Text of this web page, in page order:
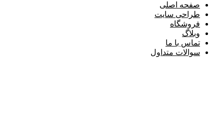
صفحه اصلی
طراحی سایت
فروشگاه
وبلاگ
تماس با ما
سوالات متداول